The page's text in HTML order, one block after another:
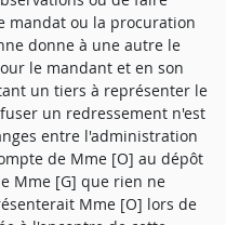
mandat ou la procuration
donne à une autre le
le mandant et en son
un tiers à représenter le
un redressement n'est
entre l'administration
de Mme [O] au dépôt
Mme [G] que rien ne
Mme [O] lors de